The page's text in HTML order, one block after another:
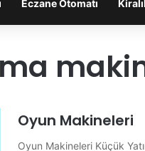
Eczane Otomatı
Oyun Makineleri
Oyun Makineleri Küçük